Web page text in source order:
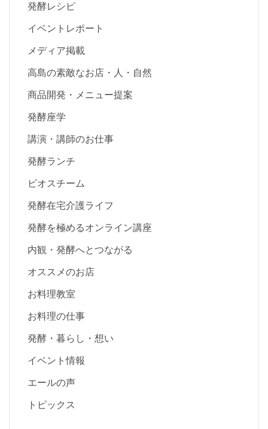
発酵レシピ
イベントレポート
メディア掲載
高島の素敵なお店・人・自然
商品開発・メニュー提案
発酵座学
講演・講師のお仕事
発酵ランチ
ビオスチーム
発酵在宅介護ライフ
発酵を極めるオンライン講座
内観・発酵へとつながる
オススメのお店
お料理教室
お料理の仕事
発酵・暮らし・想い
イベント情報
エールの声
トピックス